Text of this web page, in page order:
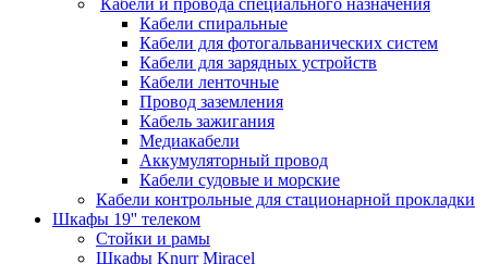
Кабели спиральные
Кабели для фотогальванических систем
Кабели для зарядных устройств
Кабели ленточные
Провод заземления
Кабель зажигания
Медиакабели
Аккумуляторный провод
Кабели судовые и морские
Кабели контрольные для стационарной прокладки
Шкафы 19'' телеком
Стойки и рамы
Шкафы Knurr Miracel